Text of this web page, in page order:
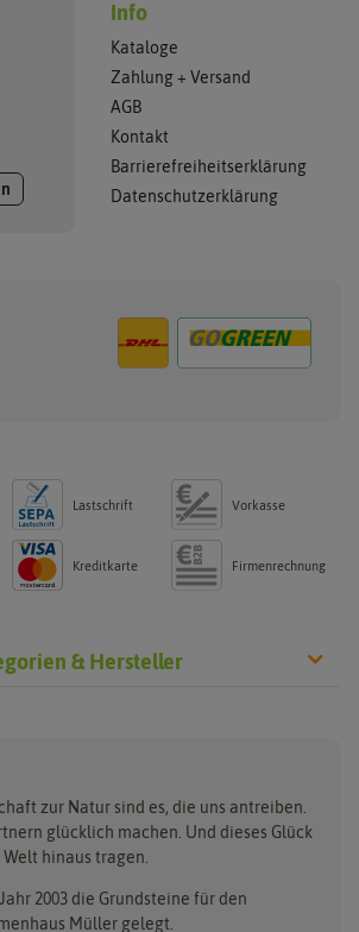
Info
Kataloge
Zahlung + Versand
AGB
Kontakt
Barrierefreiheitserklärung
Datenschutzerklärung
Lastschrift Vorkasse
Kreditkarte Firmenrechnung
& Hersteller
Keimsprossen
Saatgut für Werbezwecke
Samen-Sets
Gemüsesamen
FLORTUS
Greenline
Grüne Oase
zur Natur sind es, die uns antreiben.
glücklich machen. Und dieses Glück
hinaus tragen.
2003 die Grundsteine für den
Müller gelegt.